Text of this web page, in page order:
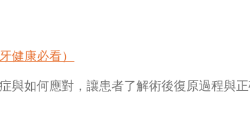
健康必看）
與如何應對，讓患者了解術後復原過程與